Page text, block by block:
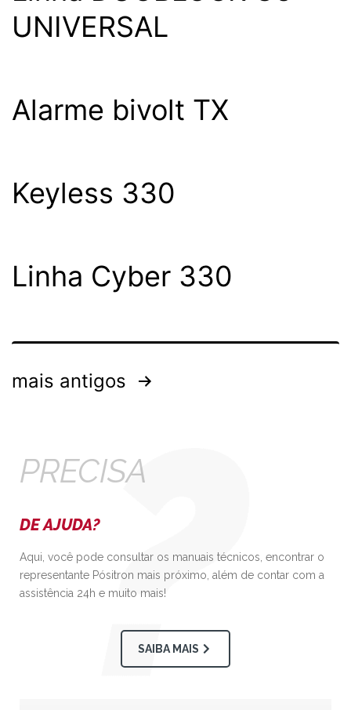
UNIVERSAL
Alarme bivolt TX
Keyless 330
Linha Cyber 330
mais antigos
PRECISA
DE AJUDA?
Aqui, você pode consultar os manuais técnicos, encontrar o
representante Pósitron mais próximo, além de contar com a
assistência 24h e muito mais!
SAIBA MAIS